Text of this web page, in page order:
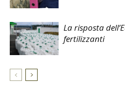
La risposta
fertilizzanti